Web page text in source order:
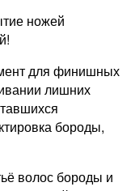
ножей
для финишных
лишних
бороды,
волос бороды и